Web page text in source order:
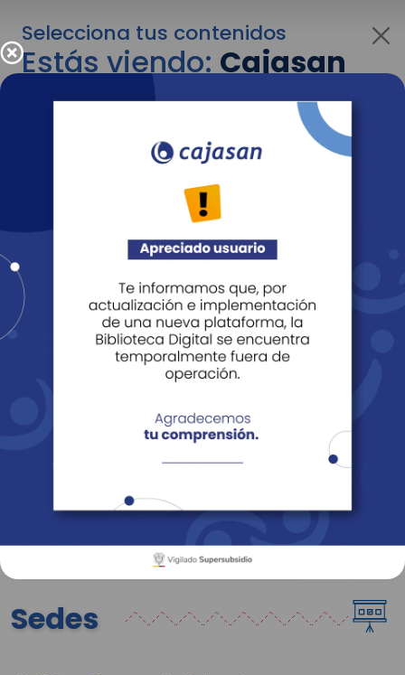
Selecciona tus contenidos
Estás viendo:Cajasan
para personas
Para cambiar al contenido de tu interés más
adelante recuerda utilizar el menú
Entendido
Revista Fácil Vivir
Sedes Directorio Servicios En Línea
Sedes